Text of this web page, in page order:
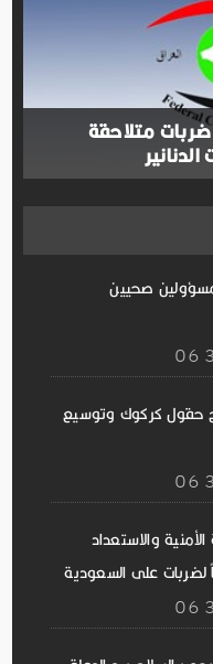
متلاحقة
صحيين
حقول كركوك وتوسيع
والاستعداد
لضربات على السعودية